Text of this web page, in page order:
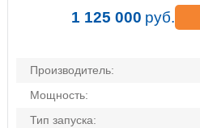
Производитель:
Мощность:
Тип запуска:
1 125 000 руб.